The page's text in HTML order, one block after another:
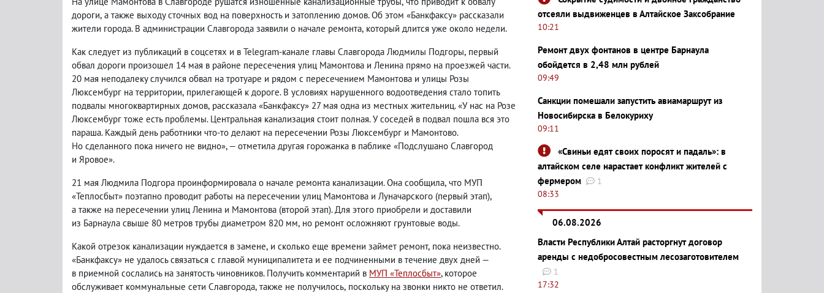
дороги, а также выходу сточных вод на поверхность и затоплению домов. Об этом «Банкфаксу» рассказали
жители города. В администрации Славгорода заявили о начале ремонта, который длится уже около недели.
Как следует из публикаций в соцсетях и в Telegram-канале главы Славгорода Людмилы Подгоры, первый
обвал дороги произошел 14 мая в районе пересечения улиц Мамонтова и Ленина прямо на проезжей части.
20 мая неподалеку случился обвал на тротуаре и рядом с пересечением Мамонтова и улицы Розы
Люксембург на территории, прилегающей к дороге. В условиях нарушенного водоотведения стало топить
подвалы многоквартирных домов, рассказала «Банкфаксу» 27 мая одна из местных жительниц. «У нас на Розе
Люксембург тоже есть проблемы. Центральная канализация стоит полная. У соседей в подвал пошла вся это
параша. Каждый день работники что-то делают на пересечении Розы Люксембург и Мамонтово.
Но сделанного пока ничего не видно», — отметила другая горожанка в паблике «Подслушано Славгород
и Яровое».
21 мая Людмила Подгора проинформировала о начале ремонта канализации.Она сообщила, что МУП
«Теплосбыт» поэтапно проводит работы на пересечении улиц Мамонтова и Луначарского (первый этап),
а также на пересечении улиц Ленина и Мамонтова (второй этап). Для этого приобрели и доставили
из Барнаула свыше 80 метров трубы диаметром 820 мм, но ремонт осложняют грунтовые воды.
Какой отрезок канализации нуждается в замене, и сколько еще времени займет ремонт, пока неизвестно.
«Банкфаксу» не удалось связаться с главой муниципалитета и ее подчиненными в течение двух дней —
в приемной сослались на занятость чиновников. Получить комментарий в МУП «Теплосбыт», которое
обслуживает коммунальные сети Славгорода, также не получилось, поскольку на звонки никто не ответил.
отсеяли выдвиженцев в Алтайское Заксобрание
10:21
Ремонт двух фонтанов в центре Барнаула
обойдется в 2,48 млн рублей
09:49
Санкции помешали запустить авиамаршрут из
Новосибирска в Белокуриху
09:11
«Свиньи едят своих поросят и падаль»: в
алтайском селе нарастает конфликт жителей с
фермером
1
08:33
06.08.2026
Власти Республики Алтай расторгнут договор
аренды с недобросовестным лесозаготовителем
1
17:32